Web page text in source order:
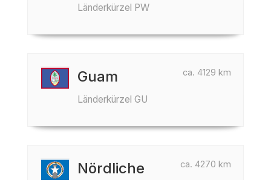
Länderkürzel PW
ca. 4129 km
Guam
Länderkürzel GU
ca. 4270 km
Nördliche